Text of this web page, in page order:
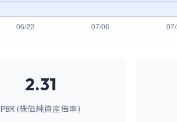
2.31
PBR (株価純資産倍率)